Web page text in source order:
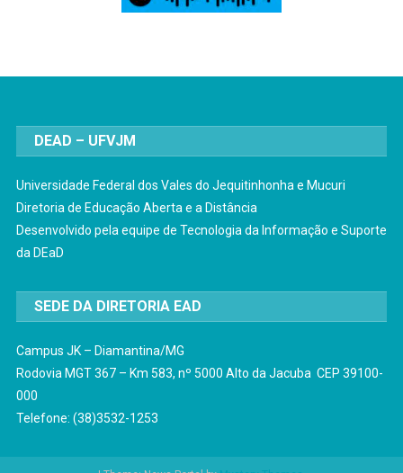
DEAD – UFVJM
Universidade Federal dos Vales do Jequitinhonha e Mucuri
Diretoria de Educação Aberta e a Distância
Desenvolvido pela equipe de Tecnologia da Informação e Suporte
da DEaD
SEDE DA DIRETORIA EAD
Campus JK – Diamantina/MG
Rodovia MGT 367 – Km 583, nº 5000 Alto da Jacuba CEP 39100-
000
Telefone: (38)3532-1253